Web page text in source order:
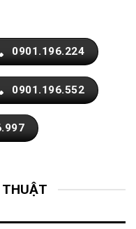
0901.196.224
0901.196.552
THUẬT